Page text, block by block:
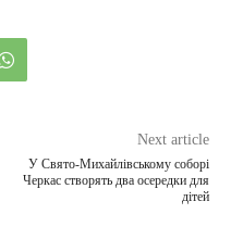
Next article
У Свято-Михайлівському соборі
Черкас створять два осередки для
дітей